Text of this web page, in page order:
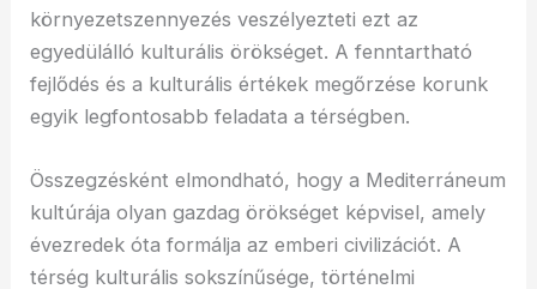
környezetszennyezés veszélyezteti ezt az
egyedülálló kulturális örökséget. A fenntartható
fejlődés és a kulturális értékek megőrzése korunk
egyik legfontosabb feladata a térségben.
Összegzésként elmondható, hogy a Mediterráneum
kultúrája olyan gazdag örökséget képvisel, amely
évezredek óta formálja az emberi civilizációt. A
térség kulturális sokszínűsége, történelmi